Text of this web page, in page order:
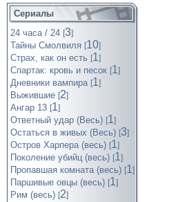
Сериалы
24 часа / 24 [3]
Тайны Смолвиля [10]
Страх, как он есть [1]
Спартак: кровь и песок [1]
Дневники вампира [1]
Выжившие [2]
Ангар 13 [1]
Ответный удар (Весь) [1]
Остаться в живых (Весь) [3]
Остров Харпера (весь) [1]
Поколение убийц (весь) [1]
Пропавшая комната (весь) [1]
Паршивые овцы (весь) [1]
Рим (весь) [2]